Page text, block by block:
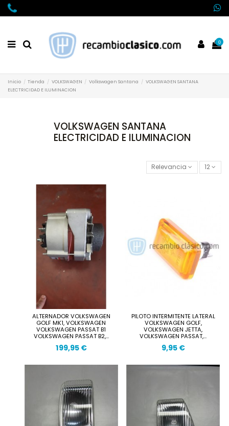
0
Inicio Tienda VOLKSWAGEN Volkswagen Santana
VOLKSWAGEN SANTANA
ELECTRICIDAD E ILUMINACION
VOLKSWAGEN SANTANA
ELECTRICIDAD E ILUMINACION
Relevancia 12
ALTERNADOR VOLKSWAGEN
GOLF MK1, VOLKSWAGEN
VOLKSWAGEN PASSAT B1
VOLKSWAGEN PASSAT B2,...
199,95 €
PILOTO INTERMITENTE LATERAL
VOLKSWAGEN GOLF,
VOLKSWAGEN JETTA,
VOLKSWAGEN PASSAT,...
9,95 €